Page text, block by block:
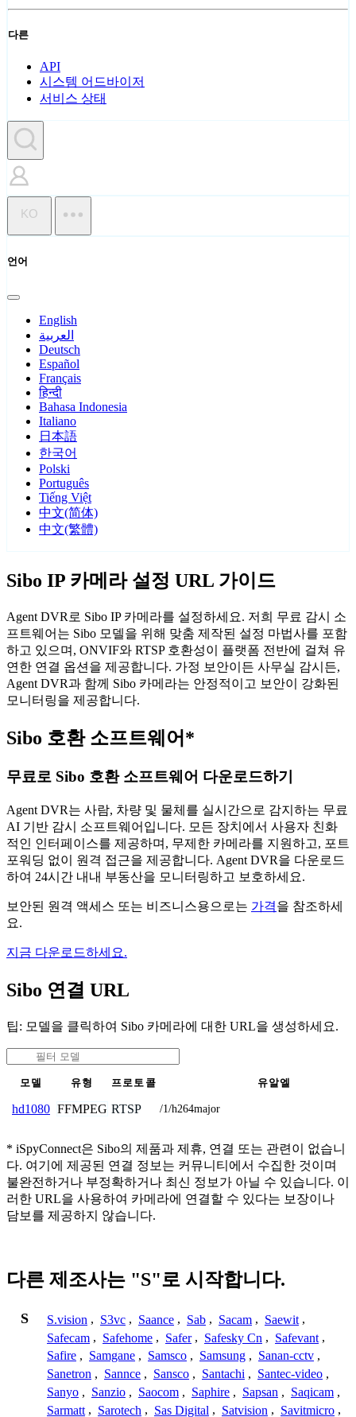
다른
API
시스템 어드바이저
서비스 상태
KO
언어
English
العربية
Deutsch
Español
Français
हिन्दी
Bahasa Indonesia
Italiano
日本語
한국어
Polski
Português
Tiếng Việt
中文(简体)
中文(繁體)
Sibo IP 카메라 설정 URL 가이드
Agent DVR로 Sibo IP 카메라를 설정하세요. 저희 무료 감시 소
프트웨어는 Sibo 모델을 위해 맞춤 제작된 설정 마법사를 포함
하고 있으며, ONVIF와 RTSP 호환성이 플랫폼 전반에 걸쳐 유
연한 연결 옵션을 제공합니다. 가정 보안이든 사무실 감시든,
Agent DVR과 함께 Sibo 카메라는 안정적이고 보안이 강화된
모니터링을 제공합니다.
Sibo 호환 소프트웨어*
무료로 Sibo 호환 소프트웨어 다운로드하기
Agent DVR는 사람, 차량 및 물체를 실시간으로 감지하는 무료
AI 기반 감시 소프트웨어입니다. 모든 장치에서 사용자 친화
적인 인터페이스를 제공하며, 무제한 카메라를 지원하고, 포트
포워딩 없이 원격 접근을 제공합니다. Agent DVR을 다운로드
하여 24시간 내내 부동산을 모니터링하고 보호하세요.
보안된 원격 액세스 또는 비즈니스용으로는 가격을 참조하세
요.
지금 다운로드하세요.
Sibo 연결 URL
팁: 모델을 클릭하여 Sibo 카메라에 대한 URL을 생성하세요.
모델 유형 프로토콜 유알엘
hd1080 FFMPEG RTSP /1/h264major
* iSpyConnect은 Sibo의 제품과 제휴, 연결 또는 관련이 없습니
다. 여기에 제공된 연결 정보는 커뮤니티에서 수집한 것이며
불완전하거나 부정확하거나 최신 정보가 아닐 수 있습니다. 이
러한 URL을 사용하여 카메라에 연결할 수 있다는 보장이나
담보를 제공하지 않습니다.
다른 제조사는 "S"로 시작합니다.
S S.vision , S3vc , Saance , Sab , Sacam , Saewit ,
Safecam , Safehome , Safer , Safesky Cn , Safevant ,
Safire , Samgane , Samsco , Samsung , Sanan-cctv ,
Sanetron , Sannce , Sansco , Santachi , Santec-video ,
Sanyo , Sanzio , Saocom , Saphire , Sapsan , Saqicam ,
Sarmatt , Sarotech , Sas Digital , Satvision , Savitmicro ,